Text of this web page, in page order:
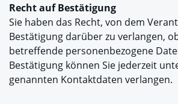
Recht auf Bestätigung
Sie haben das Recht, von dem
Bestätigung darüber zu verlangen,
betreffende personenbezogene
Bestätigung können Sie jederzeit
genannten Kontaktdaten verlangen.